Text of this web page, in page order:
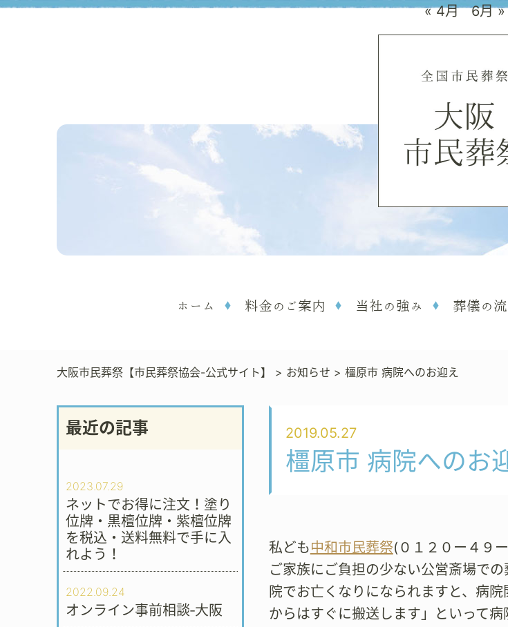
ホーム 料金のご案内 当社の強み 葬儀の
大阪市民葬祭【市民葬祭協会-公式サイト】 > お知らせ > 橿原市 病院へのお迎え
最近の記事
2023.07.29
ネットでお得に注文！塗り
位牌・黒檀位牌・紫檀位牌
を税込・送料無料で手に入
れよう！
2022.09.24
オンライン事前相談‐大阪
« 4月 6月 »
2019.05.27
橿原市 病院へのお
私ども中和市民葬祭(０１２０ー４９
ご家族にご負担の少ない公営斎場で
院でお亡くなりになられますと、病
からはすぐに搬送します」といって